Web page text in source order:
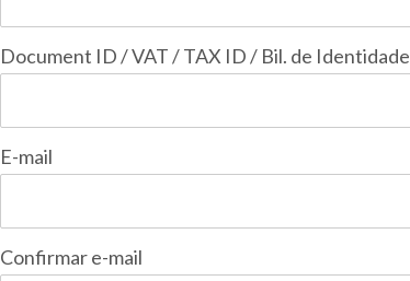
Document ID / VAT / TAX ID / Bil. de Identidade
E-mail
Confirmar e-mail